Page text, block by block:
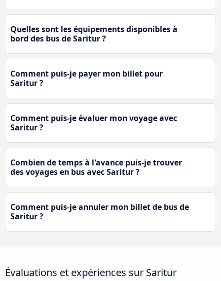
Quelles sont les équipements disponibles à
bord des bus de Saritur ?
Comment puis-je payer mon billet pour
Saritur ?
Comment puis-je évaluer mon voyage avec
Saritur ?
Combien de temps à l'avance puis-je trouver
des voyages en bus avec Saritur ?
Comment puis-je annuler mon billet de bus de
Saritur ?
Évaluations et expériences sur Saritur